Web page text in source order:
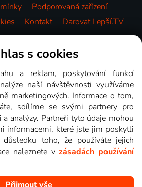
Podporovaná zařízení
Kontakt Darovat Lepší.TV
Videotéka
s cookies
a reklam, poskytování funkcí
naší návštěvnosti využíváme
marketingových. Informace o tom,
sdílíme se svými partnery pro
a analýzy. Partneři tyto údaje mohou
informacemi, které jste jim poskytli
toho, že používáte jejich
naleznete vzásadách používání
Přijmout vše